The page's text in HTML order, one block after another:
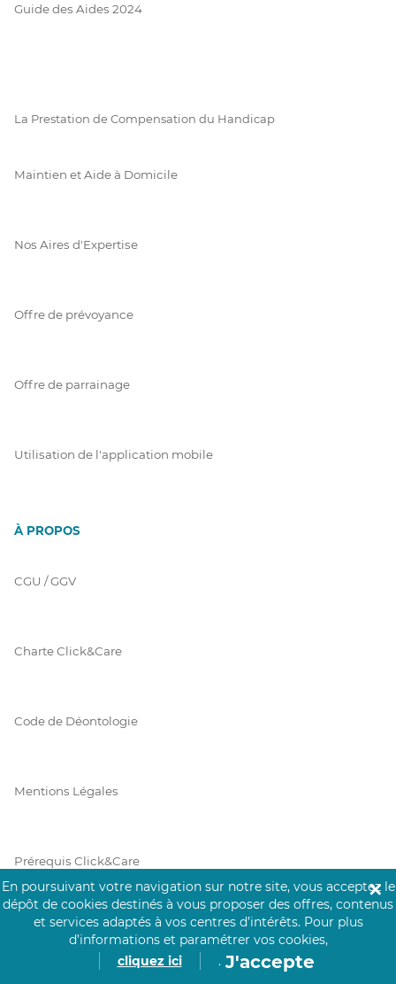
Guide des Aides 2024
La Prestation de Compensation du Handicap
Maintien et Aide à Domicile
Nos Aires d'Expertise
Offre de prévoyance
Offre de parrainage
Utilisation de l'application mobile
À PROPOS
CGU / GGV
Charte Click&Care
Code de Déontologie
Mentions Légales
Prérequis Click&Care
Protection des Données
En poursuivant votre navigation sur notre site, vous acceptez le
dépôt de cookies destinés à vous proposer des offres, contenus
et services adaptés à vos centres d’intérêts. Pour plus
d’informations et paramétrer vos cookies,
cliquez ici
. J'accepte
✕